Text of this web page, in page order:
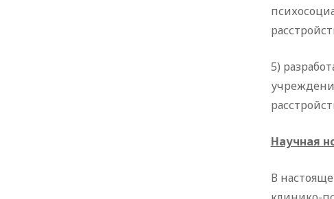
5)
Научная
В